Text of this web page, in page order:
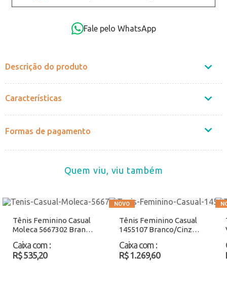
Fale pelo WhatsApp
Descrição do produto
Características
Formas de pagamento
Quem viu, viu também
Tênis Feminino Casual
Moleca 5667302 Branco
Caixa com :
R$ 535,20
Tênis Feminino Casual
1455107 Branco/Cinza
Caixa com :
R$ 1.269,60